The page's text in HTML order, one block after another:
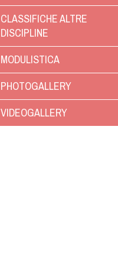
CLASSIFICHE ALTRE
DISCIPLINE
MODULISTICA
PHOTOGALLERY
VIDEOGALLERY